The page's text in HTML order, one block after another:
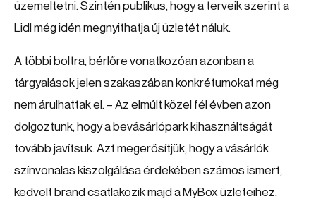
üzemeltetni. Szintén publikus, hogy a terveik szerint a
Lidl még idén megnyithatja új üzletét náluk.
A többi boltra, bérlőre vonatkozóan azonban a
tárgyalások jelen szakaszában konkrétumokat még
nem árulhattak el. – Az elmúlt közel fél évben azon
dolgoztunk, hogy a bevásárlópark kihasználtságát
tovább javítsuk. Azt megerősítjük, hogy a vásárlók
színvonalas kiszolgálása érdekében számos ismert,
kedvelt brand csatlakozik majd a MyBox üzleteihez.